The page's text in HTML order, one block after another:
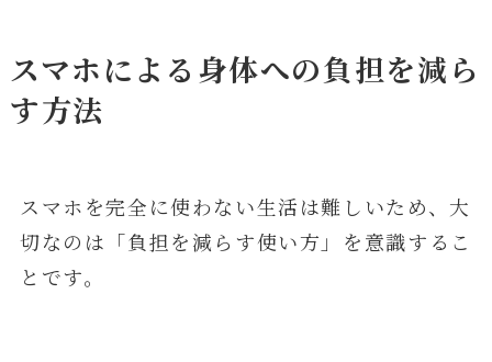
スマホによる身体への負担を減ら
す方法
スマホを完全に使わない生活は難しいため、大
切なのは「負担を減らす使い方」を意識するこ
とです。